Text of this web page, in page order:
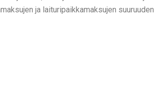
ja laituripaikkamaksujen suuruuden